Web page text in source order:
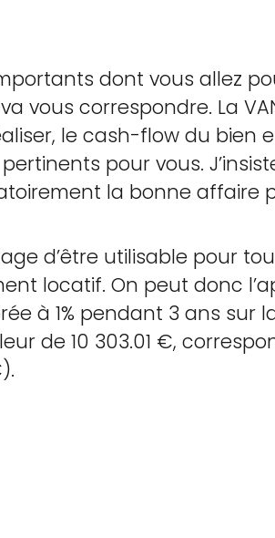
dont vous allez
vous correspondre. La
le cash-flow du bien
pour vous.
la bonne affaire
d’être utilisable pour
locatif. On peut donc
à 1% pendant 3 ans sur
de 10 303.01 €,